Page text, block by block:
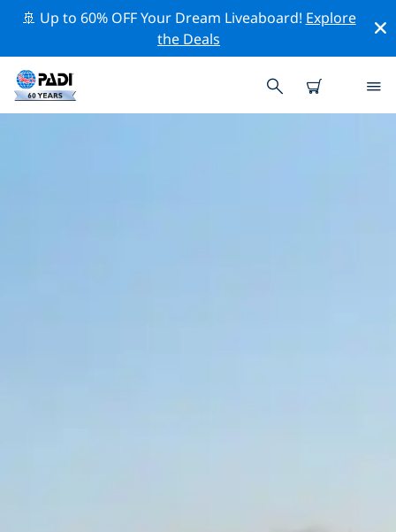
🚢 Up to 60% OFF Your Dream Liveaboard! Explore
the Deals